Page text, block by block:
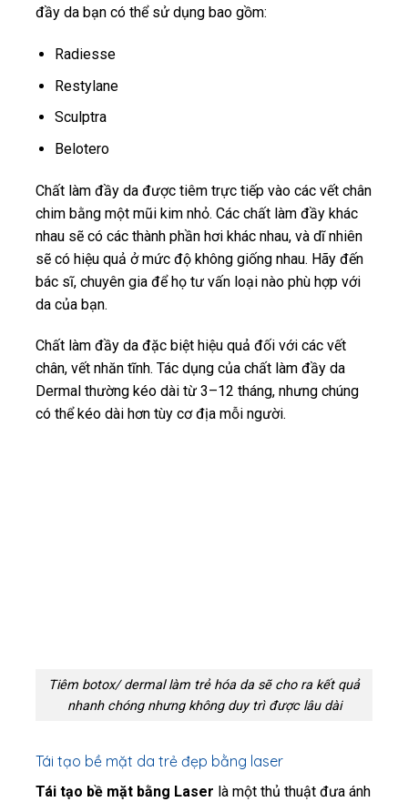
đầy da bạn có thể sử dụng bao gồm:
Radiesse
Restylane
Sculptra
Belotero
Chất làm đầy da được tiêm trực tiếp vào các vết chân
chim bằng một mũi kim nhỏ. Các chất làm đầy khác
nhau sẽ có các thành phần hơi khác nhau, và dĩ nhiên
sẽ có hiệu quả ở mức độ không giống nhau. Hãy đến
bác sĩ, chuyên gia để họ tư vấn loại nào phù hợp với
da của bạn.
Chất làm đầy da đặc biệt hiệu quả đối với các vết
chân, vết nhăn tĩnh. Tác dụng của chất làm đầy da
Dermal thường kéo dài từ 3–12 tháng, nhưng chúng
có thể kéo dài hơn tùy cơ địa mỗi người.
Tiêm botox/ dermal làm trẻ hóa da sẽ cho ra kết quả
nhanh chóng nhưng không duy trì được lâu dài
Tái tạo bề mặt da trẻ đẹp bằng laser
Tái tạo bề mặt bằng Laser là một thủ thuật đưa ánh